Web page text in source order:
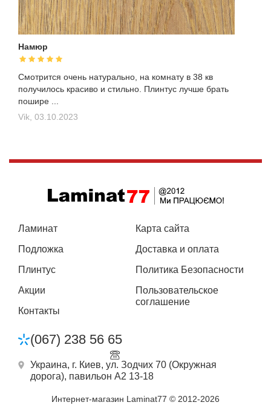
Намюр
Смотрится очень натурально, на комнату в 38 кв
получилось красиво и стильно. Плинтус лучше брать
пошире ...
Vik, 03.10.2023
Ламинат
Подложка
Плинтус
Акции
Контакты
Карта сайта
Доставка и оплата
Политика Безопасности
Пользовательское
соглашение
(067) 238 56 65
Украина, г. Киев, ул. Зодчих 70 (Окружная
дорога), павильон А2 13-18
Интернет-магазин Laminat77 © 2012-2026